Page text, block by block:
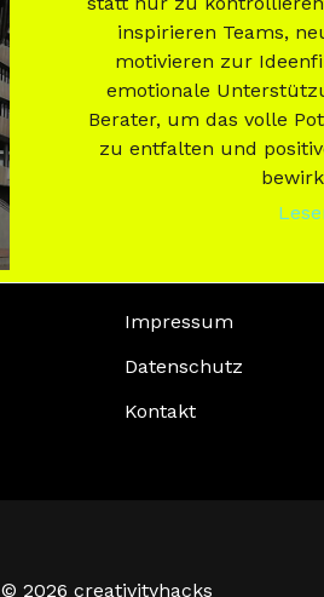
inspirieren Teams,
motivieren zur
emotionale
Berater, um das volle
zu entfalten und
Impressum
Datenschutz
Kontakt
© 2026 creativityhacks